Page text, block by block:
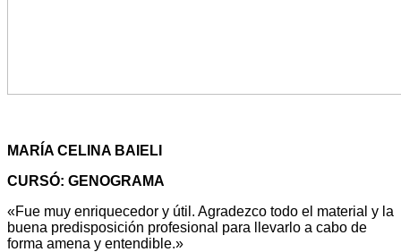
MARÍA CELINA BAIELI
CURSÓ: GENOGRAMA
«Fue muy enriquecedor y útil. Agradezco todo el material y la
buena predisposición profesional para llevarlo a cabo de
forma amena y entendible.»